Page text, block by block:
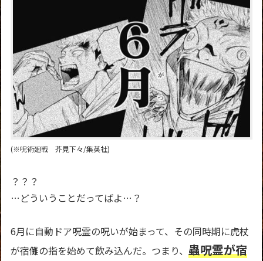
(※呪術廻戦 芥見下々/集英社)
？？？
…どういうことだってばよ…？
6月に自動ドア呪霊の呪いが始まって、その同時期に虎杖
が宿儺の指を始めて飲み込んだ。つまり、蟲呪霊が宿